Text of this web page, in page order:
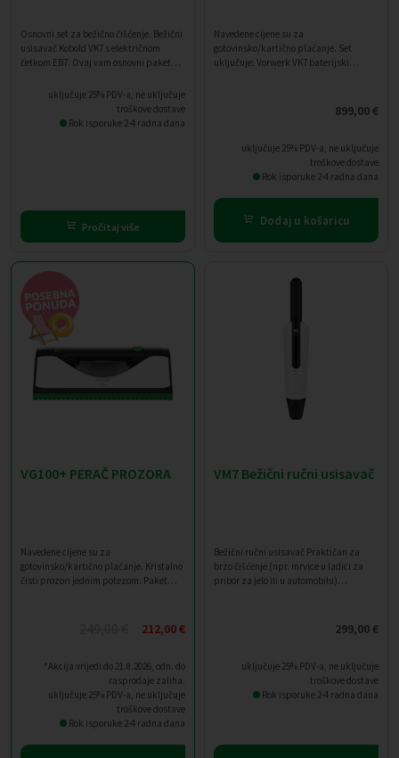
Osnovni set za bežično čišćenje. Bežični
usisavač Kobold VK7 s električnom
četkom EB7. Ovaj vam osnovni paket
više snage, dužim trajanjem baterije i
većom slobodom kretanja.
uključuje 25% PDV-a, ne uključuje
troškove dostave
Rok isporuke 2-4 radna dana
Pročitaj više
Navedene cijene su za
gotovinsko/kartično plaćanje. Set
uključuje: Vorwerk VK7 baterijski
VC100 bijeli usisavač, a za narudžbe
iznad 1.999 € gratis bateriju.
899,00€
uključuje 25% PDV-a, ne uključuje
troškove dostave
Rok isporuke 2-4 radna dana
Dodaj u košaricu
VG100+ PERAČ PROZORA
Navedene cijene su za
gotovinsko/kartično plaćanje. Kristalno
čisti prozori jednim potezom. Paket
Izvorna
je:
249,00 €.
212,00€Trenutna
212,00 €.
*Akcija vrijedi do 21.8.2026, odn. do
rasprodaje zaliha.
uključuje 25% PDV-a, ne uključuje
troškove dostave
Rok isporuke 2-4 radna dana
VM7 Bežični ručni usisavač
Bežični ručni usisavač Praktičan za
brzo čišćenje (npr. mrvice u ladici za
pribor za jelo ili u automobilu)
funkcijom punjenja i USB-C kabel
uključeni su uz kupnju VM7 bežičnog
ručnog usisavača: To osigurava da je
299,00€
uključuje 25% PDV-a, ne uključuje
troškove dostave
Rok isporuke 2-4 radna dana